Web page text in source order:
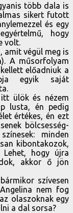
több dala is
sikert futott
és egy
hogy
volt.
amit végül meg is
A műsorfolyam
előadniuk a
egyik saját
ülök és nézem
lusta, én pedig
értékes, én ezt
bölcsesség-
minden
kibontakozok,
hogy újra
akkor ő jön
szívesen
nem fog
olaszoknak egy
a dal sorsa?